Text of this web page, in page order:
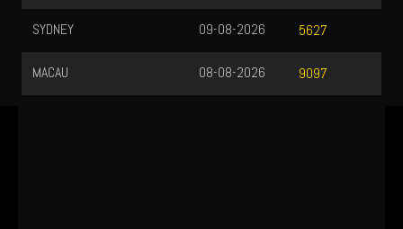
SYDNEY 5627
09-08-2026
MACAU 9097
08-08-2026